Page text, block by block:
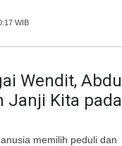
WIB
Wendit, Abdul
Janji Kita pada
memilih peduli dan